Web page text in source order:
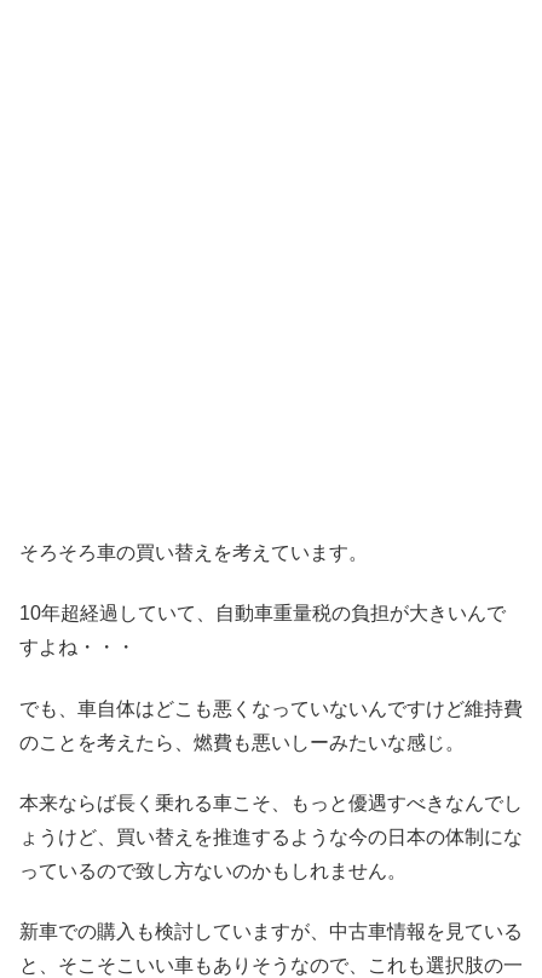
そろそろ車の買い替えを考えています。
10年超経過していて、自動車重量税の負担が大きいんで
すよね・・・
でも、車自体はどこも悪くなっていないんですけど維持費
のことを考えたら、燃費も悪いしーみたいな感じ。
本来ならば長く乗れる車こそ、もっと優遇すべきなんでし
ょうけど、買い替えを推進するような今の日本の体制にな
っているので致し方ないのかもしれません。
新車での購入も検討していますが、中古車情報を見ている
と、そこそこいい車もありそうなので、これも選択肢の一